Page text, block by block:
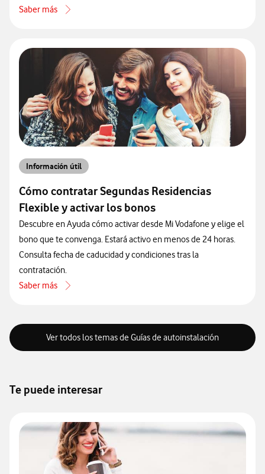
Saber más
acerca de Qué bonos te ofrece Internet Segundas Residencias
Información útil
Cómo contratar Segundas Residencias
Flexible y activar los bonos
Descubre en Ayuda cómo activar desde Mi Vodafone y elige el
bono que te convenga. Estará activo en menos de 24 horas.
Consulta fecha de caducidad y condiciones tras la
contratación.
Saber más
acerca de Cómo contratar Segundas Residencias Flexible y activar
Ver todos los temas de Guías de autoinstalación
Te puede interesar